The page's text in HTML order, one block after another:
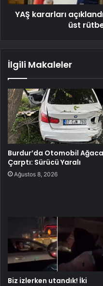
YAŞ kararları
üst
İlgili Makaleler
Burdur’da Otomobil Ağaca
Çarptı: Sürücü Yaralı
Ağustos 8, 2026
Biz izlerken utandık! İki